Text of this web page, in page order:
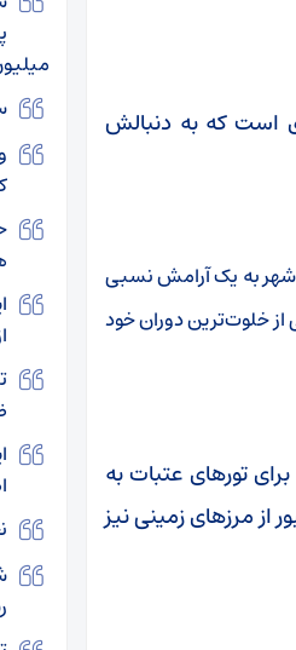
است که به دنبالش
شهر به یک آرامش نسبی
خلوت‌ترین دوران خود
تورهای عتبات به
مرزهای زمینی نیز
میلیون به ۷۰ میلیون